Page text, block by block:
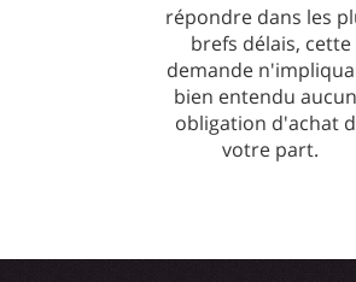
répondre dans les
brefs délais, cette
demande
bien entendu
obligation d'achat
votre part.